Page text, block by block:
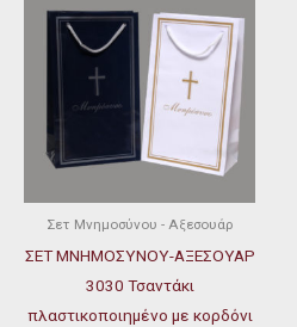
Σετ Μνημοσύνου - Αξεσουάρ
ΣΕΤ ΜΝΗΜΟΣΥΝΟΥ-ΑΞΕΣΟΥΑΡ
3030 Τσαντάκι
πλαστικοποιημένο με κορδόνι
το
προϊόν
έχει
πολλαπλές
παραλλαγές.
Οι
μπορούν
να
επιλεγούν
στη